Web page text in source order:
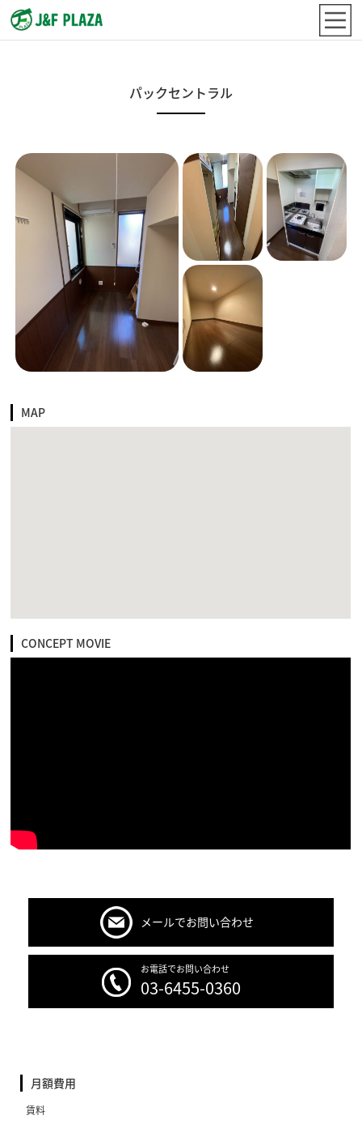
パックセントラル
MAP
CONCEPT MOVIE
メールでお問い合わせ
お電話でお問い合わせ
03-6455-0360
月額費用
賃料